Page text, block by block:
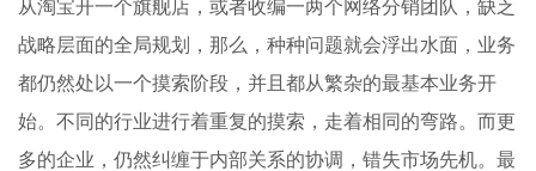
从淘宝开一个旗舰店，或者收编一两个网络分销团队，缺乏
战略层面的全局规划，那么，种种问题就会浮出水面，业务
都仍然处以一个摸索阶段，并且都从繁杂的最基本业务开
始。不同的行业进行着重复的摸索，走着相同的弯路。而更
多的企业，仍然纠缠于内部关系的协调，错失市场先机。最